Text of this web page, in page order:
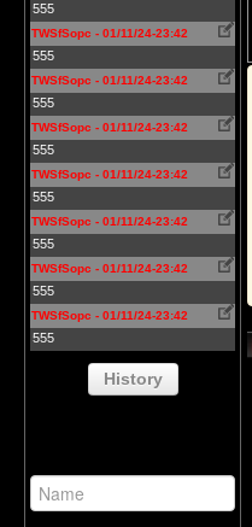
555
TWSfSopc - 01/11/24-23:42
555
TWSfSopc - 01/11/24-23:42
555
TWSfSopc - 01/11/24-23:42
555
TWSfSopc - 01/11/24-23:42
555
TWSfSopc - 01/11/24-23:42
555
TWSfSopc - 01/11/24-23:42
555
TWSfSopc - 01/11/24-23:42
555
History